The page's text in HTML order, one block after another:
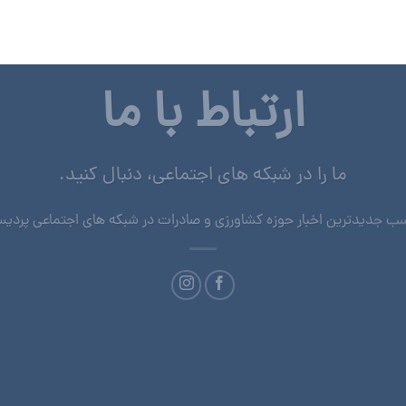
ارتباط با ما
ما را در شبکه های اجتماعی، دنبال کنید.
جدیدترین اخبار حوزه کشاورزی و صادرات در شبکه های اجتماعی